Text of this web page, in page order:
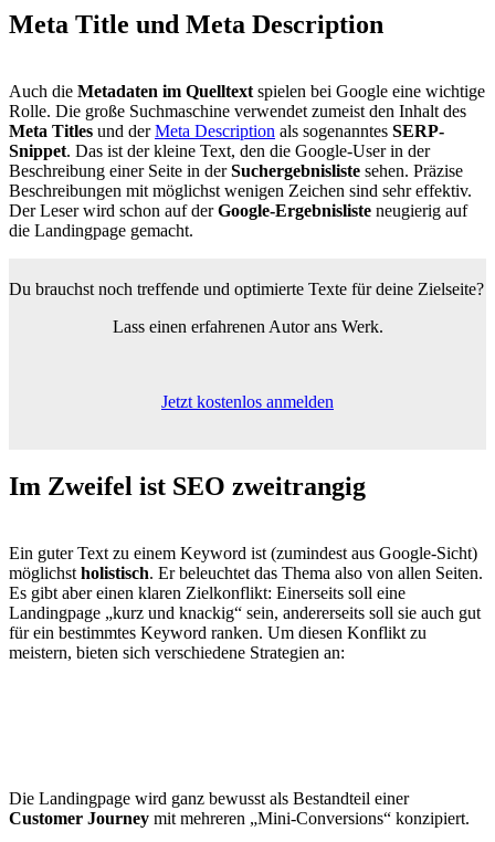
Meta Title und Meta Description
Auch die Metadaten im Quelltext spielen bei Google eine wichtige
Rolle. Die große Suchmaschine verwendet zumeist den Inhalt des
Meta Titles und derMeta Description als sogenanntes SERP-
Snippet. Das ist der kleine Text, den die Google-User in der
Beschreibung einer Seite in derSuchergebnisliste sehen. Präzise
Beschreibungen mit möglichst wenigen Zeichen sind sehr effektiv.
Der Leser wird schon auf derGoogle-Ergebnisliste neugierig auf
die Landingpage gemacht.
Du brauchst noch treffende und optimierte Texte für deine Zielseite?
Lass einen erfahrenen Autor ans Werk.
Jetzt kostenlos anmelden
Im Zweifel ist SEO zweitrangig
Ein guter Text zu einem Keyword ist (zumindest aus Google-Sicht)
möglichst holistisch. Er beleuchtet das Thema also von allen Seiten.
Es gibt aber einen klaren Zielkonflikt: Einerseits soll eine
Landingpage „kurz und knackig“ sein, andererseits soll sie auch gut
für ein bestimmtes Keyword ranken. Um diesen Konflikt zu
meistern, bieten sich verschiedene Strategien an:
Die Landingpage wird ganz bewusst als Bestandteil einer
Customer Journey mit mehreren „Mini-Conversions“ konzipiert.